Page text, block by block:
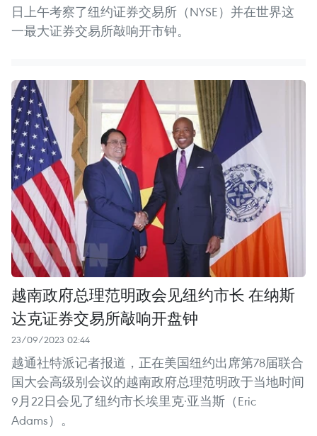
日上午考察了纽约证券交易所（NYSE）并在世界这
一最大证券交易所敲响开市钟。
越南政府总理范明政会见纽约市长 在纳斯
达克证券交易所敲响开盘钟
23/09/2023 02:44
越通社特派记者报道，正在美国纽约出席第78届联合
国大会高级别会议的越南政府总理范明政于当地时间
9月22日会见了纽约市长埃里克·亚当斯（Eric
Adams）。